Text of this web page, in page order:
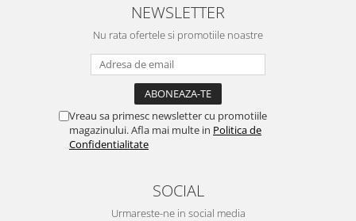
NEWSLETTER
Nu rata ofertele si promotiile noastre
Vreau sa primesc newsletter cu promotiile
magazinului. Afla mai multe in Politica de
Confidentialitate
SOCIAL
Urmareste-ne in social media